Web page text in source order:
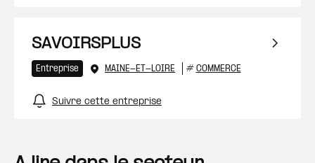
SAVOIRSPLUS
Entreprise MAINE-ET-LOIRE # COMMERCE
Suivre cette entreprise